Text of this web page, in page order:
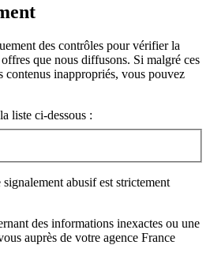
des contrôles pour vérifier la
que nous diffusons. Si malgré ces
contenus inappropriés, vous pouvez
liste ci-dessous :
abusif est strictement
des informations inexactes ou une
auprès de votre agence France